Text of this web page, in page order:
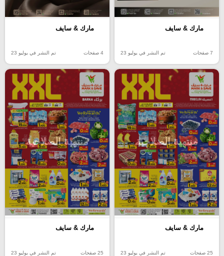
مارك & سايف
7 صفحات تم النشر في يوليو 23
مارك & سايف
4 صفحات تم النشر في يوليو 23
منتهية الصلاحية
مارك & سايف
25 صفحات تم النشر في يوليو 23
منتهية الصلاحية
مارك & سايف
25 صفحات تم النشر في يوليو 23